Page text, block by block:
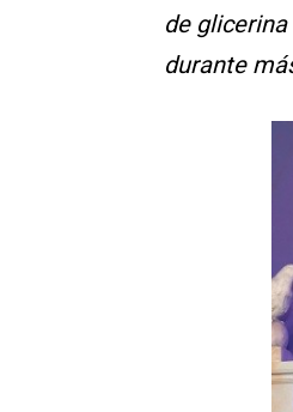
de
durante